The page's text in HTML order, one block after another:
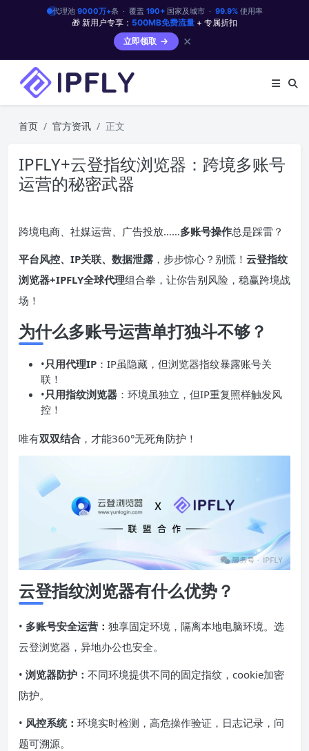
代理池 9000万+条 · 覆盖 190+国家及城市 · 99.9%使用率
🎁 新用户专享： 500MB免费流量 + 专属折扣
立即领取
✕
首页 官方资讯 正文
IPFLY+云登指纹浏览器：跨境多账号
运营的秘密武器
跨境电商、社媒运营、广告投放……多账号操作总是踩雷？
平台风控、IP关联、数据泄露 ，步步惊心？别慌！ 云登指纹
浏览器+IPFLY全球代理组合拳，让你告别风险，稳赢跨境战
场！
为什么多账号运营单打独斗不够？
•只用代理IP ：IP虽隐藏，但浏览器指纹暴露账号关
联！
•只用指纹浏览器 ：环境虽独立，但IP重复照样触发风
控！
唯有双双结合 ，才能360°无死角防护！
云登指纹浏览器有什么优势？
• 多账号安全运营： 独享固定环境，隔离本地电脑环境。选
云登浏览器，异地办公也安全。
• 浏览器防护： 不同环境提供不同的固定指纹，cookie加密
防护。
• 风控系统： 环境实时检测，高危操作验证，日志记录，问
题可溯源。